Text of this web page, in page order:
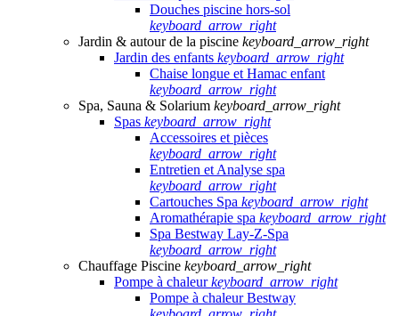
Douches piscine hors-sol
keyboard_arrow_right
Jardin & autour de la piscine keyboard_arrow_right
Jardin des enfants keyboard_arrow_right
Chaise longue et Hamac enfant
keyboard_arrow_right
Spa, Sauna & Solarium keyboard_arrow_right
Spas keyboard_arrow_right
Accessoires et pièces
keyboard_arrow_right
Entretien et Analyse spa
keyboard_arrow_right
Cartouches Spa keyboard_arrow_right
Aromathérapie spa keyboard_arrow_right
Spa Bestway Lay-Z-Spa
keyboard_arrow_right
Chauffage Piscine keyboard_arrow_right
Pompe à chaleurkeyboard_arrow_right
Pompe à chaleur Bestway